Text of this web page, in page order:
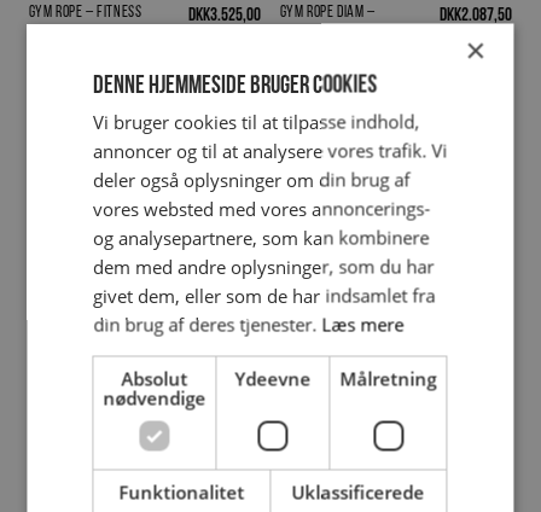
Gym Rope – fitness
DKK3.525,00
Gym Rope diam –
DKK2.087,50
FraDKK712,50 Aerobic Jump – Sippetov
×
Denne hjemmeside bruger cookies
Vi bruger cookies til at tilpasse indhold,
annoncer og til at analysere vores trafik. Vi
deler også oplysninger om din brug af
vores websted med vores annoncerings-
og analysepartnere, som kan kombinere
dem med andre oplysninger, som du har
givet dem, eller som de har indsamlet fra
din brug af deres tjenester. Læs mere
Absolut
nødvendige
Ydeevne Målretning
Funktionalitet Uklassificerede